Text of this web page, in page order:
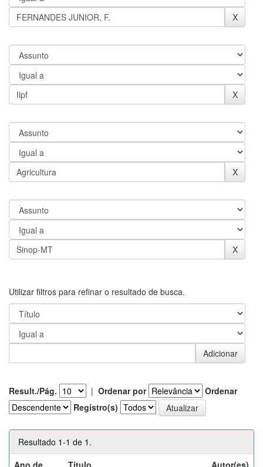
Utilizar filtros para refinar o resultado de busca.
Result./Pág. | Ordenar por
Ordenar
Registro(s)
Resultado 1-1 de 1.
Ano de
Título Autor(es)